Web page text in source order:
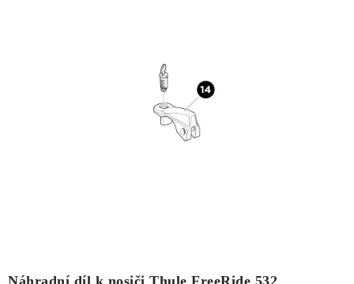
AUTOPOTAHY ŠITÉ NA MÍRU
BOXY NA TAŽNÁ ZAŘÍZENÍ